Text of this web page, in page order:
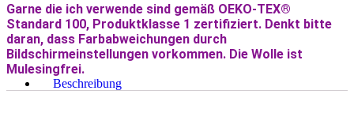
Garne die ich verwende sind gemäß OEKO-TEX®
Standard 100, Produktklasse 1 zertifiziert. Denkt bitte
daran, dass Farbabweichungen durch
Bildschirmeinstellungen vorkommen. Die Wolle ist
Mulesingfrei.
Beschreibung